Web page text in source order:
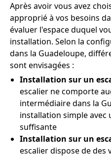
Après avoir vous avez
approprié à vos besoins
évaluer l'espace duquel
installation. Selon la
dans la Guadeloupe,
sont envisagées :
Installation sur un
escalier ne comporte
intermédiaire dans la
installation simple avec
suffisante
Installation sur un
escalier dispose de des